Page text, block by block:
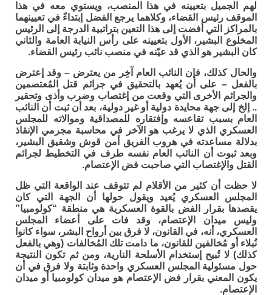
لهم الجميل بتعيينه في هذا المنصب، ويستوي معه في هذا
الموقف رئيس القضاء، وكلاهما يرجع الفضل إبتداءً في تعيينهما
بالمراكز التي أفضت إلى هذا التعين بتراتبية الدرجة إلى الرئيس
المخلوع البشير، الأول بتعيينه على رأس النيابة العامة والثاني
كان البشير هو الذي قد عيّنه في منصب نائب رئيس القضاء.
والحال كذلك، فإن النائب العام آخِر من يعترض – وقد إعترض
بالفعل – على أن يُعهد بالتحقيق في جرائم قتل المُعتصمين
والجرائم الأخرى التي وقعت من إغتصاب وضرب وأذى وتحقير
.. إلخ إلى جهة محايدة دولية أو غير دولية، بعد أن ثبت أن النائب
العام بسبب تقاعسه وإفتقاره للمصداقية وموالاته للمجلس
العسكري الذي لا يرغب هو الآخر في محاسبة مجرمي الإنقاذ
بدلالة مساعدته في هروب الفريق أمن قوش وشقيق البشير،
وبعد ثبوت أن النائب العام نفسه طرف في التخطيط لجرائم
القتل والإغتصاب التي صاحبت فض الإعتصام.
لا حظت أن كثير من الأقلام لم تتوقف عند الواقعة التي ظل
المجلس العسكري يُعيد ويقول حولها أن الجهة التي كان
يقصدها بقرار الفض بالقوة العسكرية هي منطقة “كولومبيا”
وليس ميدان الإعتصام، وقد فات على أعضاء المجلس
العسكري، أنه، في القانون، لا فرق بين أرواح البشر، سواء كانوا
نُبلاء أو مُخالفين للقانون، ما دامت تلك المُخالفات (وهي بالفعل
كذلك) لا تُبيح إستخدام الأسلحة النارية، ومن ثم تكون النتيجة
حول مسئولية المجلس العسكري واحدة وثابتة ولا فرق في أن
يكون المعني بقرار فض الإعتصام هو ميدان كولومبيا أو ميدان
الإعتصام.